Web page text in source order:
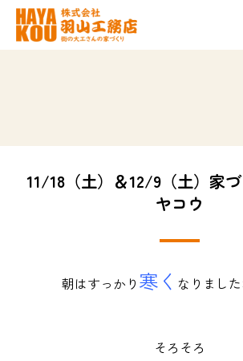
11/18（土）＆12/9（土）家
ヤコウ
朝はすっかり 寒く なりまし
そろそろ